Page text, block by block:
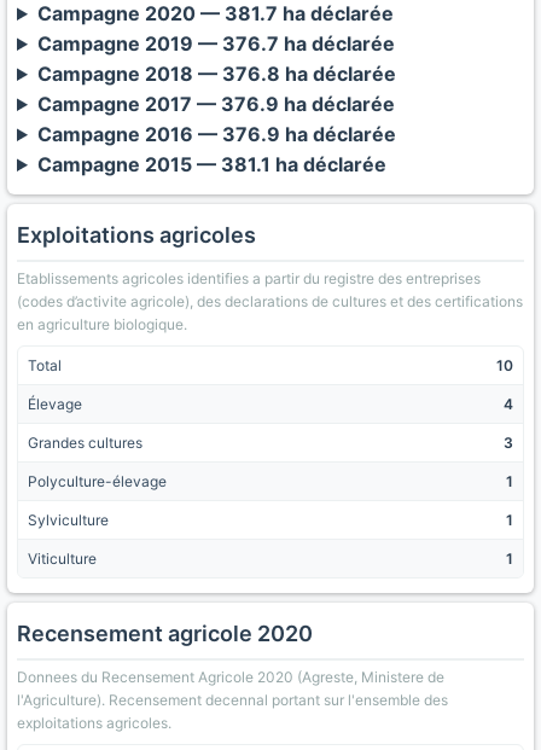
Campagne 2020 — 381.7 ha déclarée
Campagne 2019 — 376.7 ha déclarée
Campagne 2018 — 376.8 ha déclarée
Campagne 2017 — 376.9 ha déclarée
Campagne 2016 — 376.9 ha déclarée
Campagne 2015 — 381.1 ha déclarée
Exploitations agricoles
Etablissements agricoles identifies a partir du registre des entreprises
(codes d’activite agricole), des declarations de cultures et des certifications
en agriculture biologique.
Total 10
Élevage 4
Grandes cultures 3
Polyculture-élevage 1
Sylviculture 1
Viticulture 1
Recensement agricole 2020
Donnees du Recensement Agricole 2020 (Agreste, Ministere de
l'Agriculture). Recensement decennal portant sur l'ensemble des
exploitations agricoles.